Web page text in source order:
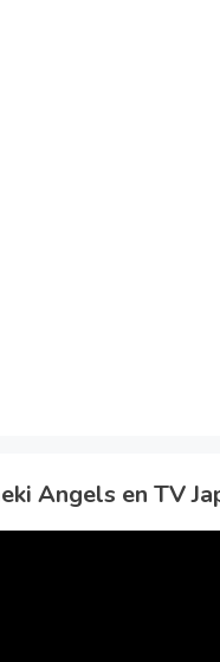
Angels en TV